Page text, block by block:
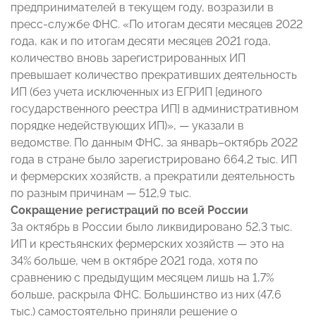
предпринимателей в текущем году, возразили в
пресс-службе ФНС. «По итогам десяти месяцев 2022
года, как и по итогам десяти месяцев 2021 года,
количество вновь зарегистрированных ИП
превышает количество прекративших деятельность
ИП (без учета исключенных из ЕГРИП [единого
государственного реестра ИП] в административном
порядке недействующих ИП)», — указали в
ведомстве. По данным ФНС, за январь–октябрь 2022
года в стране было зарегистрировано 664,2 тыс. ИП
и фермерских хозяйств, а прекратили деятельность
по разным причинам — 512,9 тыс.
Сокращение регистраций по всей России
За октябрь в России было ликвидировано 52,3 тыс.
ИП и крестьянских фермерских хозяйств — это на
34% больше, чем в октябре 2021 года, хотя по
сравнению с предыдущим месяцем лишь на 1,7%
больше, раскрыла ФНС. Большинство из них (47,6
тыс.) самостоятельно приняли решение о